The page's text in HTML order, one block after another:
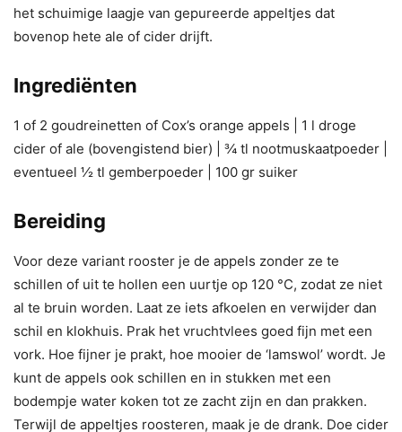
het schuimige laagje van gepureerde appeltjes dat
bovenop hete ale of cider drijft.
Ingrediënten
1 of 2 goudreinetten of Cox’s orange appels | 1 l droge
cider of ale (bovengistend bier) | ¾ tl nootmuskaatpoeder |
eventueel ½ tl gemberpoeder | 100 gr suiker
Bereiding
Voor deze variant rooster je de appels zonder ze te
schillen of uit te hollen een uurtje op 120 °C, zodat ze niet
al te bruin worden. Laat ze iets afkoelen en verwijder dan
schil en klokhuis. Prak het vruchtvlees goed fijn met een
vork. Hoe fijner je prakt, hoe mooier de ‘lamswol’ wordt. Je
kunt de appels ook schillen en in stukken met een
bodempje water koken tot ze zacht zijn en dan prakken.
Terwijl de appeltjes roosteren, maak je de drank. Doe cider